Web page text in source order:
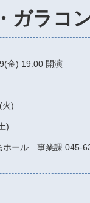
ガラコ
(金) 19:00 開演
(火)
)
ホール 事業課 045-